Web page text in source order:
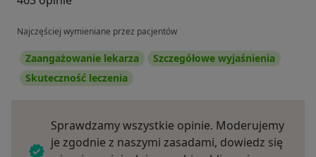
Najczęściej wymieniane przez pacjentów
Zaangażowanie lekarza
Szczegółowe wyjaśnienia
Skuteczność leczenia
Sprawdzamy wszystkie opinie. Moderujemy
je zgodnie z naszymi zasadami, dowiedz się